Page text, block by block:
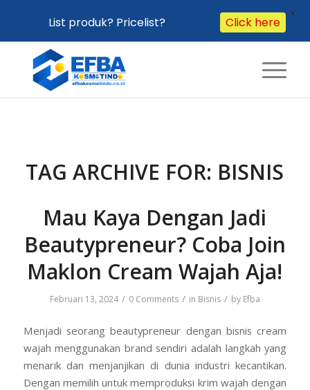
TAG ARCHIVE FOR: BISNIS
Mau Kaya Dengan Jadi
Beautypreneur? Coba Join
Maklon Cream Wajah Aja!
Februari 13, 2024 / 0 Comments / in Bisnis / by Efba
Menjadi seorang beautypreneur dengan bisnis cream
wajah menggunakan brand sendiri adalah langkah yang
menarik dan menjanjikan di dunia industri kecantikan.
Dengan memilih untuk memproduksi krim wajah dengan
List produk? Pricelist? Click here
X